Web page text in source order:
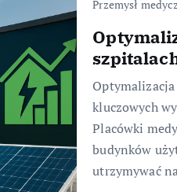
Przemysł
kluczowych
Placówki
budynków
utrzymywać